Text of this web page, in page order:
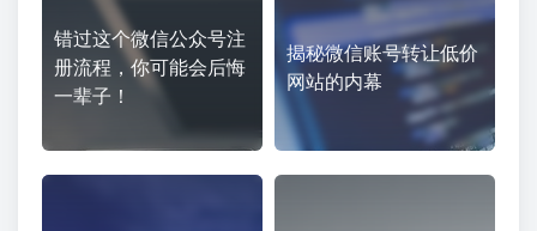
错过这个微信公众号注
册流程，你可能会后悔
一辈子！
揭秘微信账号转让低价
网站的内幕